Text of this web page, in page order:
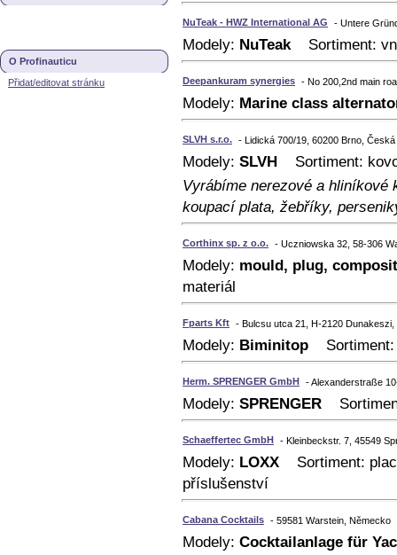
O Profinauticu
Přidat/editovat stránku
NuTeak - HWZ International AG - Untere
Modely: NuTeakSortiment:
Deepankuram synergies - No 200,2nd main
Modely: Marine class
SLVH s.r.o. - Lidická 700/19, 60200 Brno,
Modely: SLVH Sortiment:
Vyrábíme nerezové a
koupací plata, žebříky,
Corthinx sp. z o.o. - Uczniowska 32, 58-306
Modely: mould, plug,
materiál
Fparts Kft - Bulcsu utca 21, H-2120
Modely: Biminitop Sortiment:
Herm. SPRENGER GmbH - Alexanderstraße
Modely: SPRENGER
Schaeffertec GmbH - Kleinbeckstr. 7, 45549
Modely: LOXX Sortiment:
příslušenství
Cabana Cocktails - 59581 Warstein, Německo
Modely: Cocktailanlage für